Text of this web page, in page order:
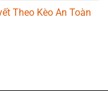
Theo Kèo An Toàn